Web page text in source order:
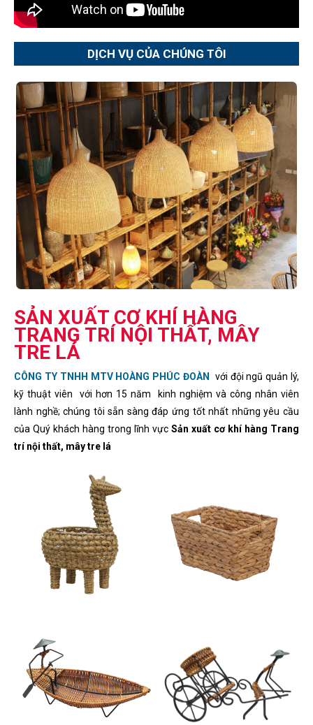
DỊCH VỤ CỦA CHÚNG TÔI
SẢN XUẤT CƠ KHÍ HÀNG
TRANG TRÍ NỘI THẤT, MÂY
TRE LÁ
CÔNG TY TNHH MTV HOÀNG PHÚC ĐOÀN
với đội ngũ quản lý,
kỹ thuật viên với hơn 15 năm kinh nghiệm và công nhân viên
lành nghề; chúng tôi sẵn sàng đáp ứng tốt nhất những yêu cầu
của Quý khách hàng trong lĩnh vực Sản xuất cơ khí hàng Trang
trí nội thất, mây tre lá